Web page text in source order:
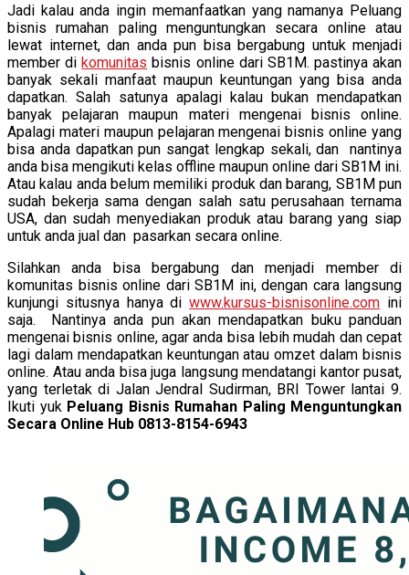
Jadi kalau anda ingin memanfaatkan yang namanya Peluang
bisnis rumahan paling menguntungkan secara online atau
lewat internet, dan anda pun bisa bergabung untuk menjadi
member dikomunitas bisnis online dari SB1M. pastinya akan
banyak sekali manfaat maupun keuntungan yang bisa anda
dapatkan. Salah satunya apalagi kalau bukan mendapatkan
banyak pelajaran maupun materi mengenai bisnis online.
Apalagi materi maupun pelajaran mengenai bisnis online yang
bisa anda dapatkan pun sangat lengkap sekali, dan nantinya
anda bisa mengikuti kelas offline maupun online dari SB1M ini.
Atau kalau anda belum memiliki produk dan barang, SB1M pun
sudah bekerja sama dengan salah satu perusahaan ternama
USA, dan sudah menyediakan produk atau barang yang siap
untuk anda jual dan pasarkan secara online.
Silahkan anda bisa bergabung dan menjadi member di
komunitas bisnis online dari SB1M ini, dengan cara langsung
kunjungi situsnya hanya diwww.kursus-bisnisonline.com ini
saja. Nantinya anda pun akan mendapatkan buku panduan
mengenai bisnis online, agar anda bisa lebih mudah dan cepat
lagi dalam mendapatkan keuntungan atau omzet dalam bisnis
online. Atau anda bisa juga langsung mendatangi kantor pusat,
yang terletak di Jalan Jendral Sudirman, BRI Tower lantai 9.
Ikuti yuk Peluang Bisnis Rumahan Paling Menguntungkan
Secara Online Hub 0813-8154-6943